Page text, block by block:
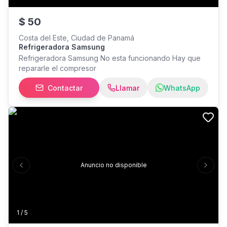
$ 50
Costa del Este, Ciudad de Panamá
Refrigeradora Samsung
Refrigeradora Samsung No esta funcionando Hay que
repararle el compresor
Contactar Llamar WhatsApp
1 / 5
Previous slide Next
Anuncio no disponible